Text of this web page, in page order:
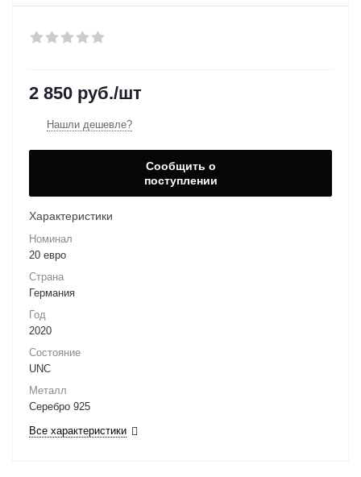
2 850 руб./шт
Нашли дешевле?
Сообщить о
поступлении
Характеристики
Номинал
20 евро
Страна
Германия
Год
2020
Состояние
UNC
Металл
Серебро 925
Все характеристики